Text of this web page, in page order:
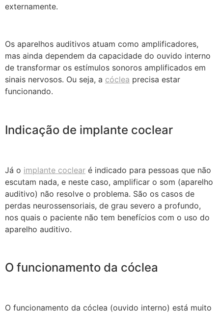
externamente.
Os aparelhos auditivos atuam como amplificadores,
mas ainda dependem da capacidade do ouvido interno
de transformar os estímulos sonoros amplificados em
sinais nervosos. Ou seja, a cóclea precisa estar
funcionando.
Indicação de implante coclear
Já o implante coclear é indicado para pessoas que não
escutam nada, e neste caso, amplificar o som (aparelho
auditivo) não resolve o problema. São os casos de
perdas neurossensoriais, de grau severo a profundo,
nos quais o paciente não tem benefícios com o uso do
aparelho auditivo.
O funcionamento da cóclea
O funcionamento da cóclea (ouvido interno) está muito